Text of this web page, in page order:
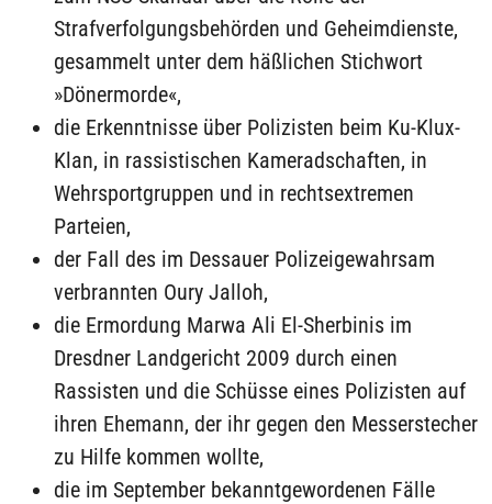
Strafverfolgungsbehörden und Geheimdienste,
gesammelt unter dem häßlichen Stichwort
»Dönermorde«,
die Erkenntnisse über Polizisten beim Ku-Klux-
Klan, in rassistischen Kameradschaften, in
Wehrsportgruppen und in rechtsextremen
Parteien,
der Fall des im Dessauer Polizeigewahrsam
verbrannten Oury Jalloh,
die Ermordung Marwa Ali El-Sherbinis im
Dresdner Landgericht 2009 durch einen
Rassisten und die Schüsse eines Polizisten auf
ihren Ehemann, der ihr gegen den Messerstecher
zu Hilfe kommen wollte,
die im September bekanntgewordenen Fälle